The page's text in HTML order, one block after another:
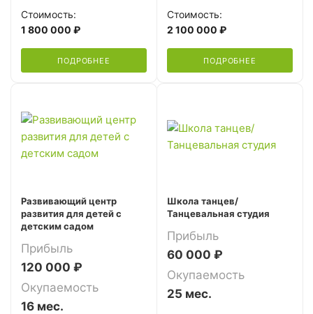
Стоимость:
1 800 000 ₽
ПОДРОБНЕЕ
Стоимость:
2 100 000 ₽
ПОДРОБНЕЕ
Развивающий центр
развития для детей с
детским садом
Прибыль
120 000 ₽
Окупаемость
16 мес.
Школа танцев/
Танцевальная студия
Прибыль
60 000 ₽
Окупаемость
25 мес.